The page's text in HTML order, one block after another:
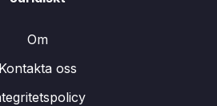
Om
Kontakta oss